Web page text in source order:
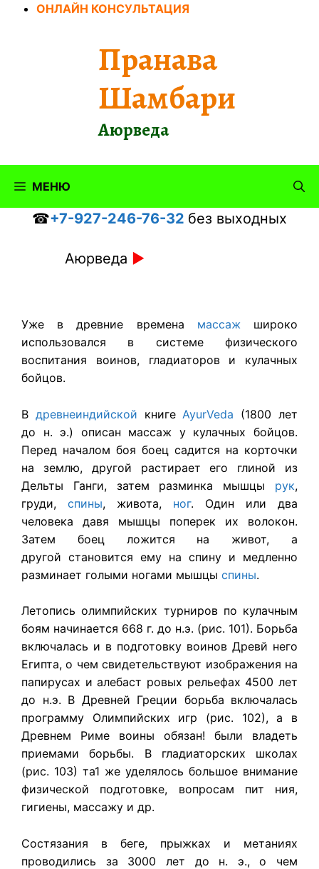
ПерейтиОНЛАЙН КОНСУЛЬТАЦИЯ
Пранава
Шамбари
Аюрведа
МЕНЮ
☎+7-927-246-76-32 без выходных
Аюрведа ►
Уже в древние времена массажшироко
использовался в системе физического
воспитания воинов, гладиаторов и кулачных
бойцов.
В древнеиндийской книге AyurVeda (1800 лет
до н. э.) описан массаж у кулачных бойцов.
Перед началом боя боец садится на корточки
на землю, другой растирает его глиной из
Дельты Ганги, затем разминка мышцы рук,
груди, спины, живота, ног. Один или два
человека давя мышцы поперек их волокон.
Затем боец ложится на живот, а
другой становится ему на спину и медленно
разминает голыми ногами мышцы спины.
Летопись олимпийских турниров по кулачным
боям начинается 668 г. до н.э. (рис. 101). Борьба
включалась и в подготовку воинов Древй него
Египта, о чем свидетельствуют изображения на
папирусах и алебаст ровых рельефах 4500 лет
до н.э. В Древней Греции борьба включалась
программу Олимпийских игр (рис. 102), а в
Древнем Риме воины обязан! были владеть
приемами борьбы. В гладиаторских школах
(рис. 103) та1 же уделялось большое внимание
физической подготовке, вопросам пит ния,
гигиены, массажу и др.
Состязания в беге, прыжках и метаниях
проводились за 3000 лет до н. э., о чем